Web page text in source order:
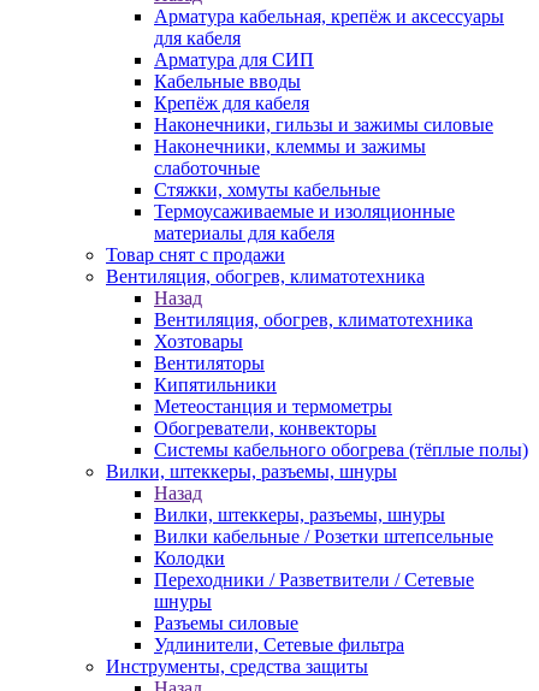
Арматура кабельная, крепёж и аксессуары
для кабеля
Арматура для СИП
Кабельные вводы
Крепёж для кабеля
Наконечники, гильзы и зажимы силовые
Наконечники, клеммы и зажимы
слаботочные
Стяжки, хомуты кабельные
Термоусаживаемые и изоляционные
материалы для кабеля
Товар снят с продажи
Вентиляция, обогрев, климатотехника
Назад
Вентиляция, обогрев, климатотехника
Хозтовары
Вентиляторы
Кипятильники
Метеостанция и термометры
Обогреватели, конвекторы
Системы кабельного обогрева (тёплые полы)
Вилки, штеккеры, разъемы, шнуры
Назад
Вилки, штеккеры, разъемы, шнуры
Вилки кабельные / Розетки штепсельные
Колодки
Переходники / Разветвители / Сетевые
шнуры
Разъемы силовые
Удлинители, Сетевые фильтра
Инструменты, средства защиты